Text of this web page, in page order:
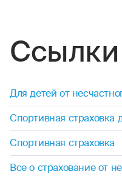
Ссылки
Для детей от
Спортивная страховка
Спортивная страховка
Все о страхование от